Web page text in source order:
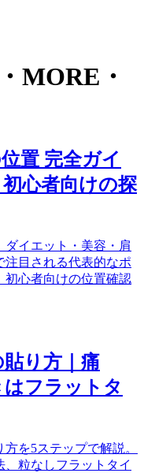
MORE・
置 完全ガイ
心者向けの探
イエット・美容・肩
注目される代表的なポ
初心者向けの位置確認
り方｜痛
フラットタ
を5ステップで解説。
粒なしフラットタイ